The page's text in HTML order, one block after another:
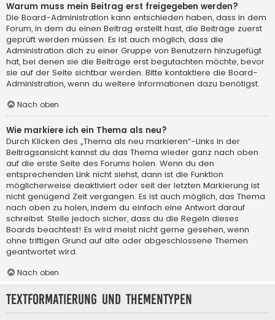
Warum muss mein Beitrag erst freigegeben werden?
Die Board-Administration kann entschieden haben, dass in dem
Forum, in dem du einen Beitrag erstellt hast, die Beiträge zuerst
geprüft werden müssen. Es ist auch möglich, dass die
Administration dich zu einer Gruppe von Benutzern hinzugefügt
hat, bei denen sie die Beiträge erst begutachten möchte, bevor
sie auf der Seite sichtbar werden. Bitte kontaktiere die Board-
Administration, wenn du weitere Informationen dazu benötigst.
Nach oben
Wie markiere ich ein Thema als neu?
Durch Klicken des „Thema als neu markieren“-Links in der
Beitragsansicht kannst du das Thema wieder ganz nach oben
auf die erste Seite des Forums holen. Wenn du den
entsprechenden Link nicht siehst, dann ist die Funktion
möglicherweise deaktiviert oder seit der letzten Markierung ist
nicht genügend Zeit vergangen. Es ist auch möglich, das Thema
nach oben zu holen, indem du einfach eine Antwort darauf
schreibst. Stelle jedoch sicher, dass du die Regeln dieses
Boards beachtest! Es wird meist nicht gerne gesehen, wenn
ohne triftigen Grund auf alte oder abgeschlossene Themen
geantwortet wird.
Nach oben
Textformatierung und Thementypen